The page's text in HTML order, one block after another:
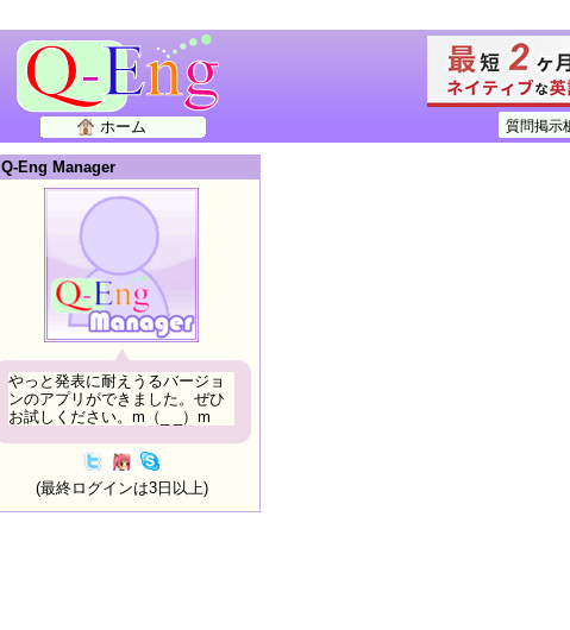
質問掲示
ホーム
Q-Eng Manager
やっと発表に耐えうるバージョ
ンのアプリができました。ぜひ
お試しください。m（_ _）m
(最終ログインは3日以上)